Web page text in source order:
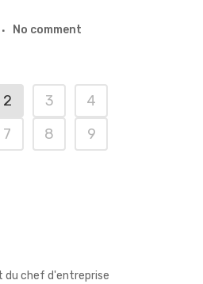
No comment
2 3
4
7 8 9
du chef d'entreprise